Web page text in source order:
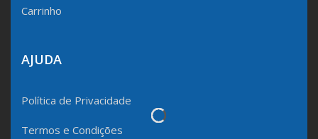
Carrinho
AJUDA
Política de Privacidade
Termos e Condições